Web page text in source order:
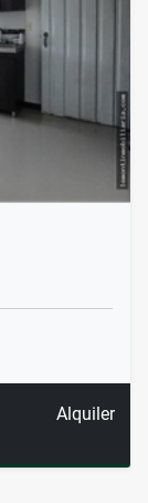
Alquiler